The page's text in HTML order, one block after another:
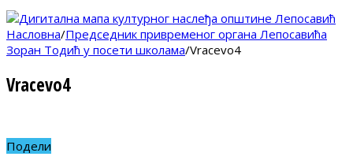
Насловна/Председник привременог органа Лепосавића
Зоран Тодић у посети школама/Vracevo4
Vracevo4
Подели